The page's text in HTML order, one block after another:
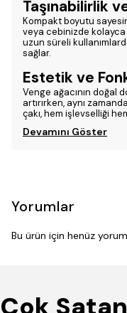
Taşınabilirlik
Kompakt boyutu
veya cebinizde kolayca
uzun süreli
sağlar.
Estetik ve
Venge ağacının doğal
artırırken, aynı
çakı, hem işlevselliği
Devamını Göster
Yorumlar
Bu ürün için henüz yorum